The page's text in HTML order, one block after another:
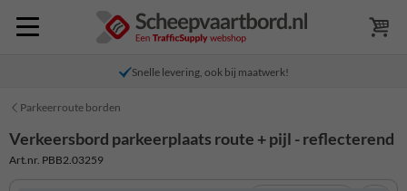
Snelle levering, ook bij maatwerk!
Parkeerroute borden
Verkeersbord parkeerplaats route + pijl - reflecterend
Art.nr. PBB2.03259